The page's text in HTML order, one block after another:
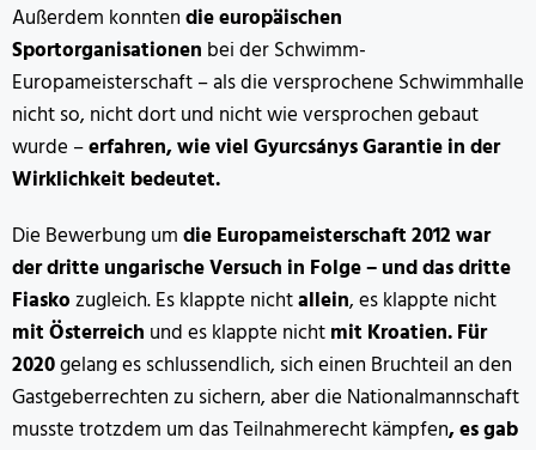
Außerdem konntendie europäischen
Sportorganisationen bei der Schwimm-
Europameisterschaft – als die versprochene Schwimmhalle
nicht so, nicht dort und nicht wie versprochen gebaut
wurde –erfahren, wie viel Gyurcsánys Garantie in der
Wirklichkeit bedeutet.
Die Bewerbung umdie Europameisterschaft 2012 war
der dritte ungarische Versuch in Folge – und das dritte
Fiaskozugleich. Es klappte nichtallein, es klappte nicht
mit Österreich und es klappte nichtmit Kroatien.Für
2020gelang es schlussendlich, sich einen Bruchteil an den
Gastgeberrechten zu sichern, aber die Nationalmannschaft
musste trotzdem um das Teilnahmerecht kämpfen,es gab